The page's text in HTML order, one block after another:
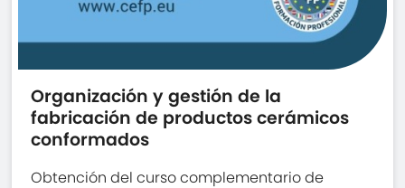
Organización y gestión de la
fabricación de productos cerámicos
conformados
Obtención del curso complementario de